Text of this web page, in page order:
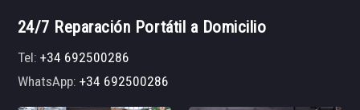
24/7 Reparación Portátil a Domicilio
Tel:+34 692500286
WhatsApp:+34 692500286